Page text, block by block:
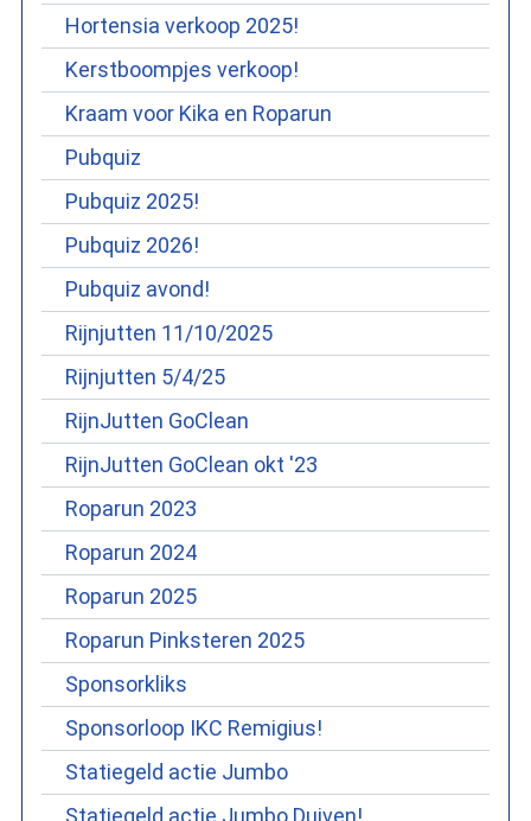
Hortensia verkoop 2025!
Kerstboompjes verkoop!
Kraam voor Kika en Roparun
Pubquiz
Pubquiz 2025!
Pubquiz 2026!
Pubquiz avond!
Rijnjutten 11/10/2025
Rijnjutten 5/4/25
RijnJutten GoClean
RijnJutten GoClean okt '23
Roparun 2023
Roparun 2024
Roparun 2025
Roparun Pinksteren 2025
Sponsorkliks
Sponsorloop IKC Remigius!
Statiegeld actie Jumbo
Statiegeld actie Jumbo Duiven!